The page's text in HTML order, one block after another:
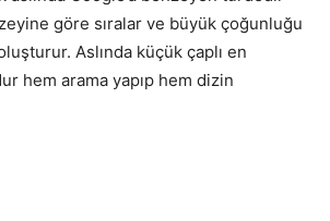
göre sıralar ve büyük çoğunluğu
Aslında küçük çaplı en
hem arama yapıp hem dizin